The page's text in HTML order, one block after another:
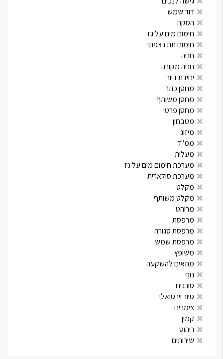
דוד שמש
הסקה
חימום מים על גז
חימום תת רצפתי
חניה
חניה מקורה
יחידת דיור
מחסן כתר
מחסן משותף
מחסן פרטי
מטבחון
מיזוג
ממ"ד
מעלית
מערכת חימום מים על גז
מערכת סולארית
מקלט
מקלט משותף
מרוהט
מרפסת
מרפסת סגורה
מרפסת שמש
משופץ
מתאים להשקעה
נוף
סורגים
סיור וירטואלי
צימרים
קמין
ריהוט
שירותים